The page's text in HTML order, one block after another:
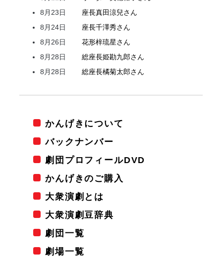
8月23日
座長真田涼兒さん
8月24日
座長千澤秀さん
8月26日
花形梓琉星さん
8月28日
総座長姫勘九郎さん
8月28日
総座長橘菊太郎さん
かんげきについて
バックナンバー
劇団プロフィールDVD
かんげきのご購入
大衆演劇とは
大衆演劇豆辞典
劇団一覧
劇場一覧